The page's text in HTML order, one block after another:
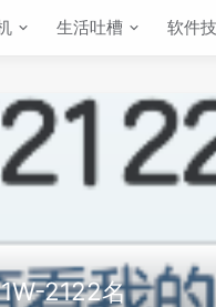
生活吐槽 软件
2122名